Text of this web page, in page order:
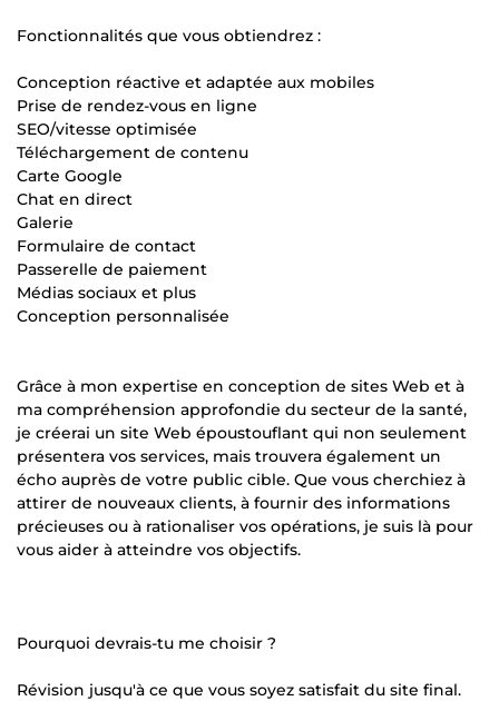
Fonctionnalités que vous obtiendrez :
Conception réactive et adaptée aux mobiles
Prise de rendez-vous en ligne
SEO/vitesse optimisée
Téléchargement de contenu
Carte Google
Chat en direct
Galerie
Formulaire de contact
Passerelle de paiement
Médias sociaux et plus
Conception personnalisée
Grâce à mon expertise en conception de sites Web et à
ma compréhension approfondie du secteur de la santé,
je créerai un site Web époustouflant qui non seulement
présentera vos services, mais trouvera également un
écho auprès de votre public cible. Que vous cherchiez à
attirer de nouveaux clients, à fournir des informations
précieuses ou à rationaliser vos opérations, je suis là pour
vous aider à atteindre vos objectifs.
Pourquoi devrais-tu me choisir ?
Révision jusqu'à ce que vous soyez satisfait du site final.